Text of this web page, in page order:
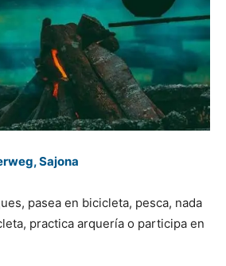
Sajona
pasea en bicicleta, pesca, nada
practica arquería o participa en